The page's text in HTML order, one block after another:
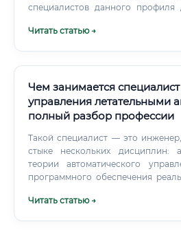
специалистов данного профиля
Авиационные учебные центры
авиации ✅ Организации по производству и
обслуживанию БПЛА ✅ Государственные структуры
(МЧС, МВД, Росгвардия —
✅ Частные авиационные
Предприятия авиационной
крупнейшими
«Авиаремонт», авиакомпании
(подразделения малой
Читать статью →
Чем занимается
управления летательными
полный разбор профессии
Такой специалист — это
стыке нескольких дисциплин:
теории автоматического
программного обеспечения
возможность полёта вообще.
Читать статью →